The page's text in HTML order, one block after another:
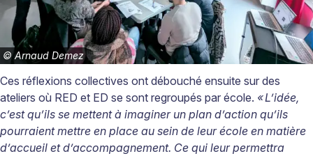
©Arnaud Demez
Ces réflexions collectives ont débouché ensuite sur des
ateliers où RED et ED se sont regroupés par école. «L’idée,
c’est qu’ils se mettent à imaginer un plan d’action qu’ils
pourraient mettre en place au sein de leur école en matière
d’accueil et d’accompagnement. Ce qui leur permettra